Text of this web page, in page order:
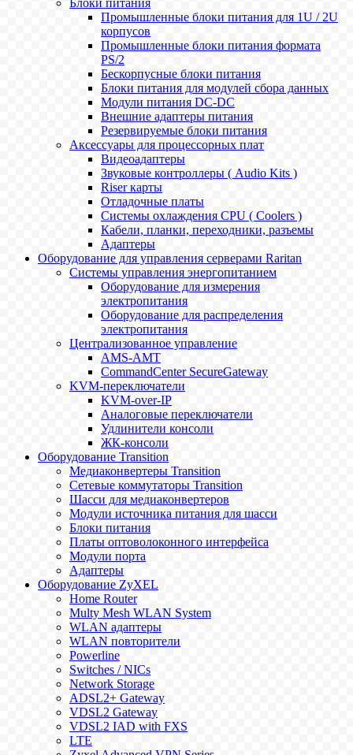
Блоки питания
Промышленные блоки питания для 1U / 2U
корпусов
Промышленные блоки питания формата
PS/2
Бескорпусные блоки питания
Блоки питания для модулей сбора данных
Модули питания DC-DC
Внешние адаптеры питания
Резервируемые блоки питания
Аксессуары для процессорных плат
Видеоадаптеры
Звуковые контроллеры ( Audio Kits )
Riser карты
Отладочные платы
Системы охлаждения CPU ( Coolers )
Кабели, планки, переходники, разъемы
Адаптеры
Оборудование для управления серверами Raritan
Системы управления энергопитанием
Оборудование для измерения
электропитания
Оборудование для распределения
электропитания
Централизованное управление
AMS-AMT
CommandCenter SecureGateway
KVM-переключатели
KVM-over-IP
Аналоговые переключатели
Удлинители консоли
ЖК-консоли
Оборудование Transition
Медиаконвертеры Transition
Сетевые коммутаторы Transition
Шасси для медиаконвертеров
Модули источника питания для шасси
Блоки питания
Платы оптоволоконного интерфейса
Модули порта
Адаптеры
Оборудование ZyXEL
Home Router
Multy Mesh WLAN System
WLAN адаптеры
WLAN повторители
Powerline
Switches / NICs
Network Storage
ADSL2+ Gateway
VDSL2 Gateway
VDSL2 IAD with FXS
LTE